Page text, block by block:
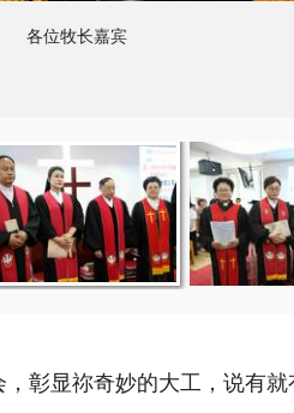
各位牧长嘉宾
彰显祢奇妙的大工，说有